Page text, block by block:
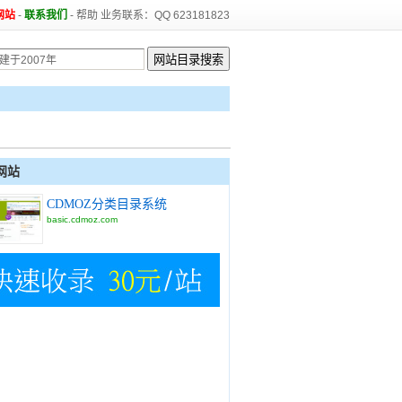
站 - 联系我们 - 帮助 业务联系：QQ 623181823
站
CDMOZ分类目录系统
basic.cdmoz.com